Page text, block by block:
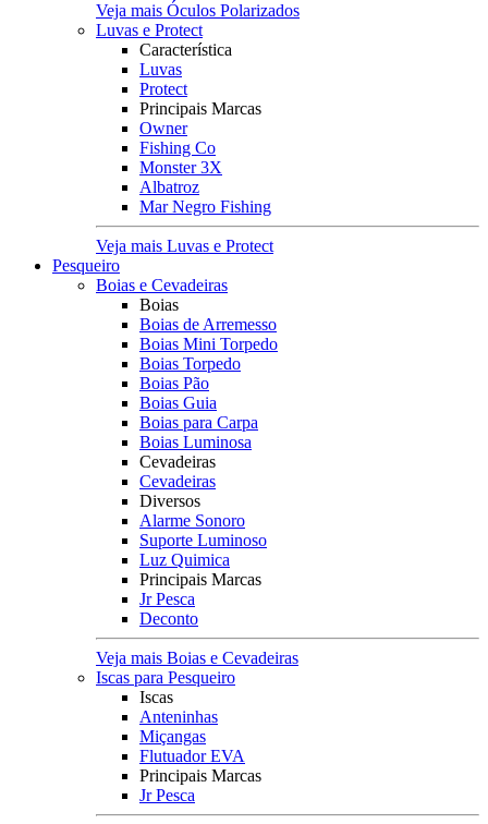
Veja mais Óculos Polarizados
Luvas e Protect
Característica
Luvas
Protect
Principais Marcas
Owner
Fishing Co
Monster 3X
Albatroz
Mar Negro Fishing
Veja mais Luvas e Protect
Pesqueiro
Boias e Cevadeiras
Boias
Boias de Arremesso
Boias Mini Torpedo
Boias Torpedo
Boias Pão
Boias Guia
Boias para Carpa
Boias Luminosa
Cevadeiras
Cevadeiras
Diversos
Alarme Sonoro
Suporte Luminoso
Luz Quimica
Principais Marcas
Jr Pesca
Deconto
Veja mais Boias e Cevadeiras
Iscas para Pesqueiro
Iscas
Anteninhas
Miçangas
Flutuador EVA
Principais Marcas
Jr Pesca